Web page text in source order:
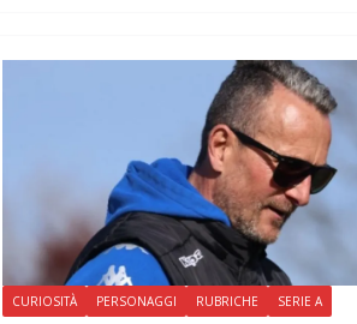
CURIOSITÀ PERSONAGGI RUBRICHE SERIE A